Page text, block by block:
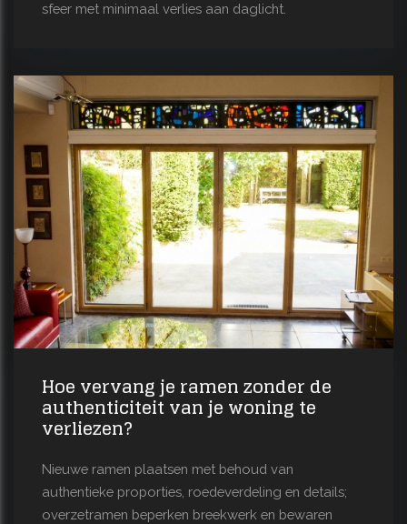
sfeer met minimaal verlies aan daglicht.
Hoe vervang je ramen zonder de
authenticiteit van je woning te
verliezen?
Nieuwe ramen plaatsen met behoud van
authentieke proporties, roedeverdeling en details;
overzetramen beperken breekwerk en bewaren